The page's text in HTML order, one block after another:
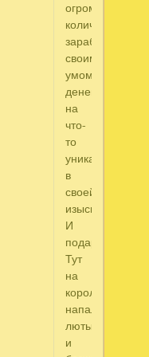
огромное
количество
заработанных
своим
умом
денег
на
что-
то
уникальное
в
своей
изысканности.
И
подарил.
Тут
на
королевство
напали
лютые
и